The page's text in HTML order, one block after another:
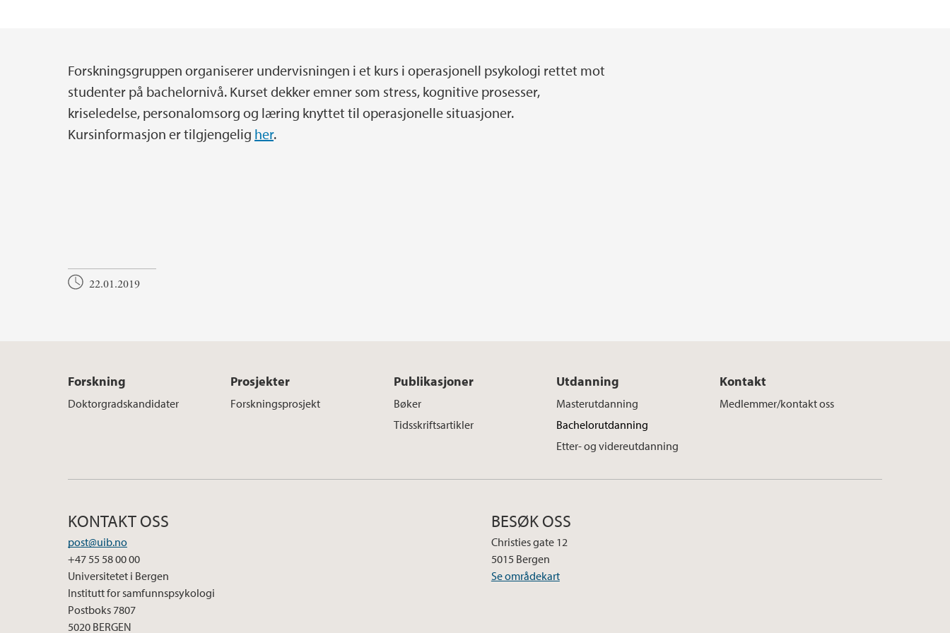
Hovedinnhold
Forskningsgruppen organiserer undervisningen i et kurs i operasjonell psykologi rettet mot
studenter på bachelornivå. Kurset dekker emner som stress, kognitive prosesser,
kriseledelse, personalomsorg og læring knyttet til operasjonelle situasjoner.
Kursinformasjon er tilgjengelig her.
22.01.2019
Forskning
Doktorgradskandidater
Prosjekter
Forskningsprosjekt
Publikasjoner
Bøker
Tidsskriftsartikler
Utdanning
Masterutdanning
Bachelorutdanning
Etter- og videreutdanning
Kontakt
Medlemmer/kontakt oss
KONTAKT OSS
post@uib.no
+47 55 58 00 00
Universitetet i Bergen
Institutt for samfunnspsykologi
Postboks 7807
5020 BERGEN
BESØK OSS
Christies gate 12
5015 Bergen
Se områdekart